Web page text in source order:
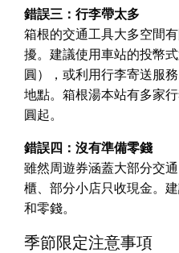
錯誤三：行李帶太多
箱根的交通工具大多空間
擾。建議使用車站的投幣
圓），或利用行李寄送服
地點。箱根湯本站有多家
圓起。
錯誤四：沒有準備零錢
雖然周遊券涵蓋大部分交
櫃、部分小店只收現金。
和零錢。
季節限定注意事項